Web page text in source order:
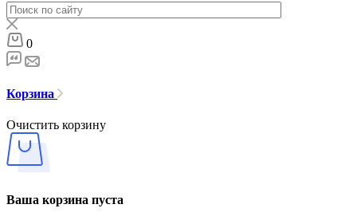
0
Корзина
Очистить корзину
Ваша корзина пуста